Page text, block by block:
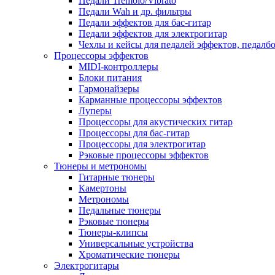
Педали Wah и др. фильтры
Педали эффектов для бас-гитар
Педали эффектов для электрогитар
Чехлы и кейсы для педалей эффектов,
Процессоры эффектов
MIDI-контроллеры
Блоки питания
Гармонайзеры
Карманные процессоры эффектов
Луперы
Процессоры для акустических гитар
Процессоры для бас-гитар
Процессоры для электрогитар
Рэковые процессоры эффектов
Тюнеры и метрономы
Гитарные тюнеры
Камертоны
Метрономы
Педальные тюнеры
Рэковые тюнеры
Тюнеры-клипсы
Универсальные устройства
Хроматические тюнеры
Электрогитары